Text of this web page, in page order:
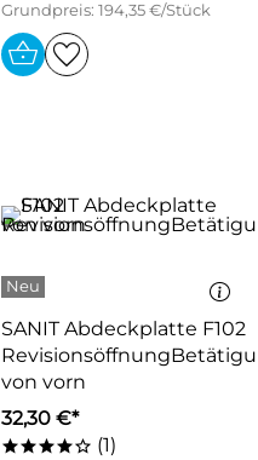
Grundpreis: 194,35 €/Stück
SANIT Abdeckplatte F102
von vorn
32,30 €*
****o (1)